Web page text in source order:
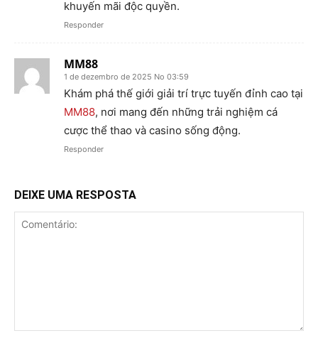
khuyến mãi độc quyền.
Responder
MM88
1 de dezembro de 2025 No 03:59
Khám phá thế giới giải trí trực tuyến đỉnh cao tại
MM88, nơi mang đến những trải nghiệm cá
cược thể thao và casino sống động.
Responder
DEIXE UMA RESPOSTA